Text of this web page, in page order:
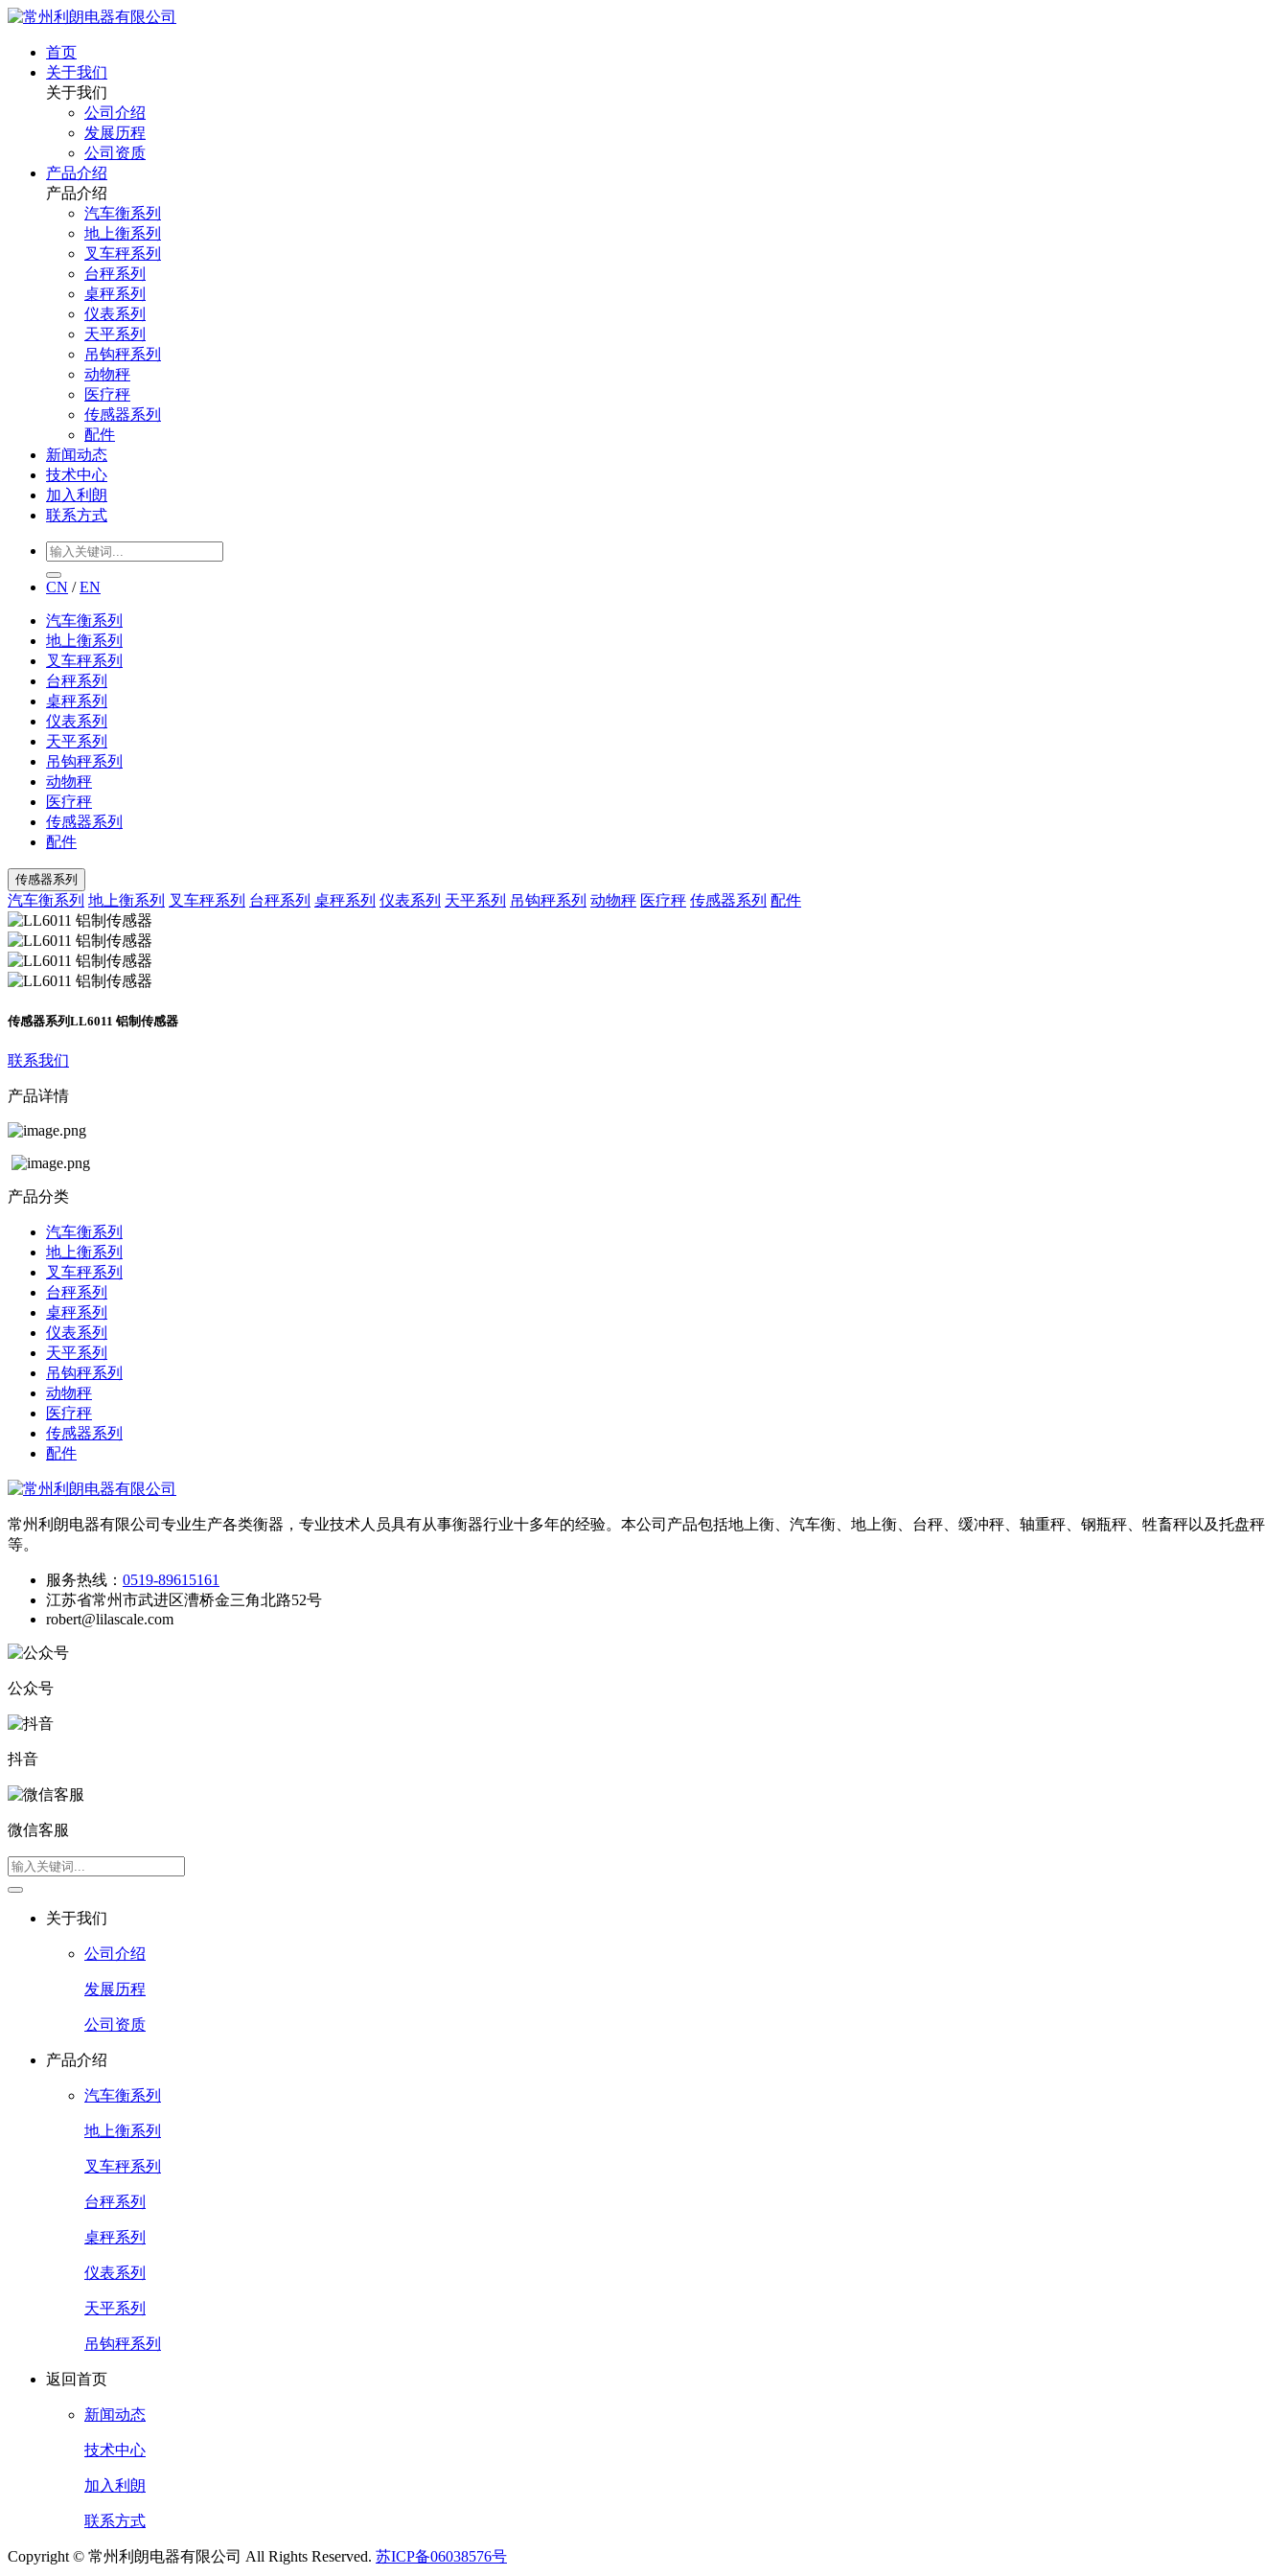
首页
关于我们
关于我们
公司介绍
发展历程
公司资质
产品介绍
产品介绍
汽车衡系列
地上衡系列
叉车秤系列
台秤系列
桌秤系列
仪表系列
天平系列
吊钩秤系列
动物秤
医疗秤
传感器系列
配件
新闻动态
技术中心
加入利朗
联系方式
CN /EN
汽车衡系列
地上衡系列
叉车秤系列
台秤系列
桌秤系列
仪表系列
天平系列
吊钩秤系列
动物秤
医疗秤
传感器系列
配件
传感器系列
汽车衡系列 地上衡系列 叉车秤系列 台秤系列 桌秤系列 仪表系列 天平系列 吊钩秤系列 动物秤 医疗秤 传感器系列 配件
传感器系列 LL6011 铝制传感器
联系我们
产品详情
产品分类
汽车衡系列
地上衡系列
叉车秤系列
台秤系列
桌秤系列
仪表系列
天平系列
吊钩秤系列
动物秤
医疗秤
传感器系列
配件
常州利朗电器有限公司专业生产各类衡器，专业技术人员具有从事衡器行业十多年的经验。本公司产品包括地上衡、汽车衡、地上衡、台秤、缓冲秤、轴重秤、钢瓶秤、牲畜秤以及托盘秤
等。
服务热线： 0519-89615161
江苏省常州市武进区漕桥金三角北路52号
robert@lilascale.com
公众号
抖音
微信客服
关于我们
公司介绍
发展历程
公司资质
产品介绍
汽车衡系列
地上衡系列
叉车秤系列
台秤系列
桌秤系列
仪表系列
天平系列
吊钩秤系列
返回首页
新闻动态
技术中心
加入利朗
联系方式
Copyright © 常州利朗电器有限公司 All Rights Reserved. 苏ICP备06038576号